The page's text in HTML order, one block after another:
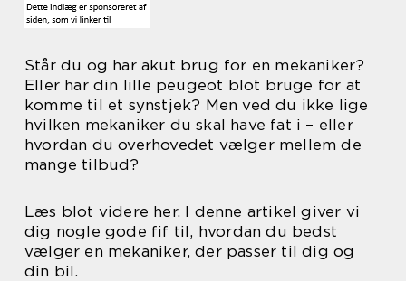
Står du og har akut brug for en mekaniker?
Eller har din lille peugeot blot bruge for at
komme til et synstjek? Men ved du ikke lige
hvilken mekaniker du skal have fat i – eller
hvordan du overhovedet vælger mellem de
mange tilbud?
Læs blot videre her. I denne artikel giver vi
dig nogle gode fif til, hvordan du bedst
vælger en mekaniker, der passer til dig og
din bil.